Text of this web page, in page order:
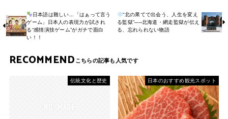
日本語は難しい...「はぁって言う
ゲーム」日本人の表現力が試され
る“感情演技ゲーム”がガチで面白
い！！
“北の果てで出会う、人生を変え
る監獄”──北海道・網走監獄が伝え
る、忘れられない物語
RECOMMEND
伝統文化と歴史 日本のおすすめ観光スポット